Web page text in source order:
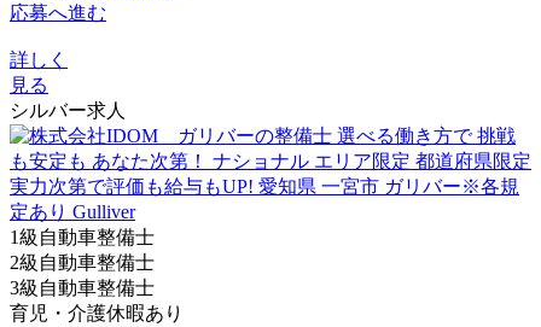
応募へ進む
詳しく
見る
シルバー求人
1級自動車整備士
2級自動車整備士
3級自動車整備士
育児・介護休暇あり